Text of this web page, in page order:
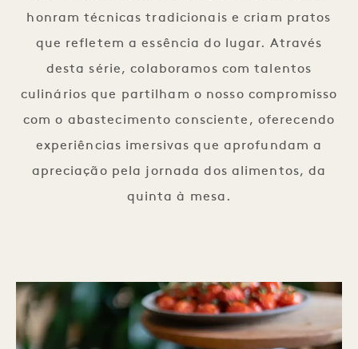
honram técnicas tradicionais e criam pratos
que refletem a essência do lugar. Através
desta série, colaboramos com talentos
culinários que partilham o nosso compromisso
com o abastecimento consciente, oferecendo
experiências imersivas que aprofundam a
apreciação pela jornada dos alimentos, da
quinta à mesa.